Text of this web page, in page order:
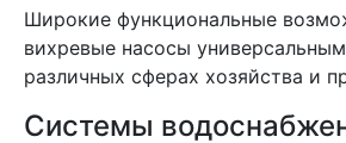
Широкие функциональные
вихревые насосы
различных сферах хозяйства и
Системы